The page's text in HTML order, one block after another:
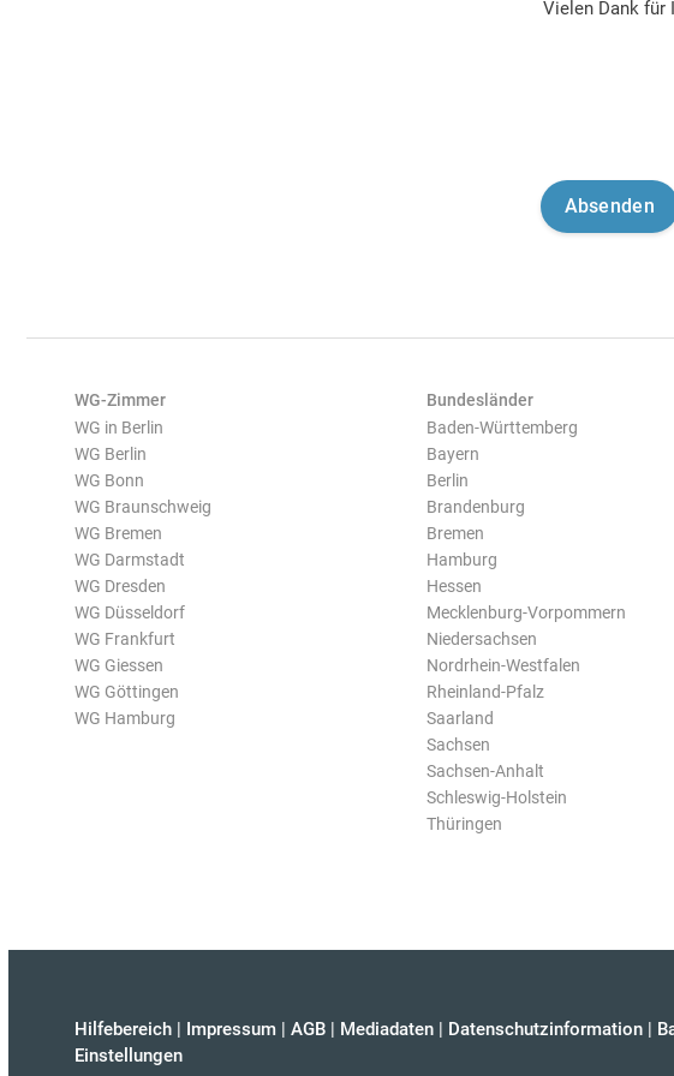
Vielen Dank für
WG-Zimmer
WG in Berlin
WG Berlin
WG Bonn
WG Braunschweig
WG Bremen
WG Darmstadt
WG Dresden
WG Düsseldorf
WG Frankfurt
WG Giessen
WG Göttingen
WG Hamburg
Bundesländer
Baden-Württemberg
Bayern
Berlin
Brandenburg
Bremen
Hamburg
Hessen
Mecklenburg-Vorpommern
Niedersachsen
Nordrhein-Westfalen
Rheinland-Pfalz
Saarland
Sachsen
Sachsen-Anhalt
Schleswig-Holstein
Thüringen
Hilfebereich | Impressum | AGB | Mediadaten | Datenschutzinformation |
Einstellungen